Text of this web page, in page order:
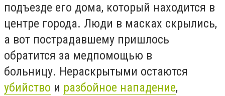
подъезде его дома, который находится в
центре города. Люди в масках скрылись,
а вот пострадавшему пришлось
обратится за медпомощью в
больницу. Нераскрытыми остаются
убийство и разбойное нападение,